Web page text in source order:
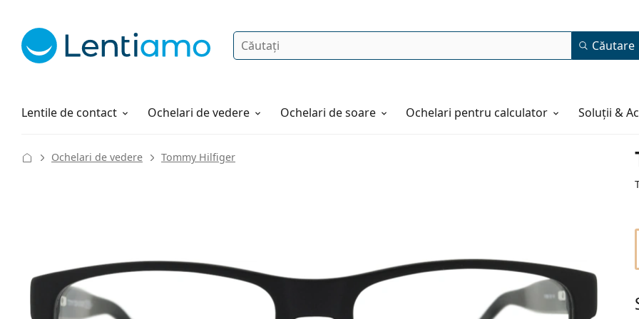
Căutare Căutare
Lentile de contact
Soluții Ochelari de vedere Ochelari de soare Ochelari pentru calculator Soluții &
Cum comandați
Ochelari de vedere Tommy Hilfiger